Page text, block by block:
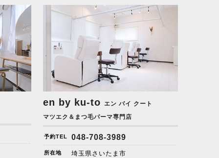
en by ku-to
エン バイ クート
マツエク＆まつ毛パーマ専門店
予約TEL 048-708-3989
所在地
埼玉県さいたま市